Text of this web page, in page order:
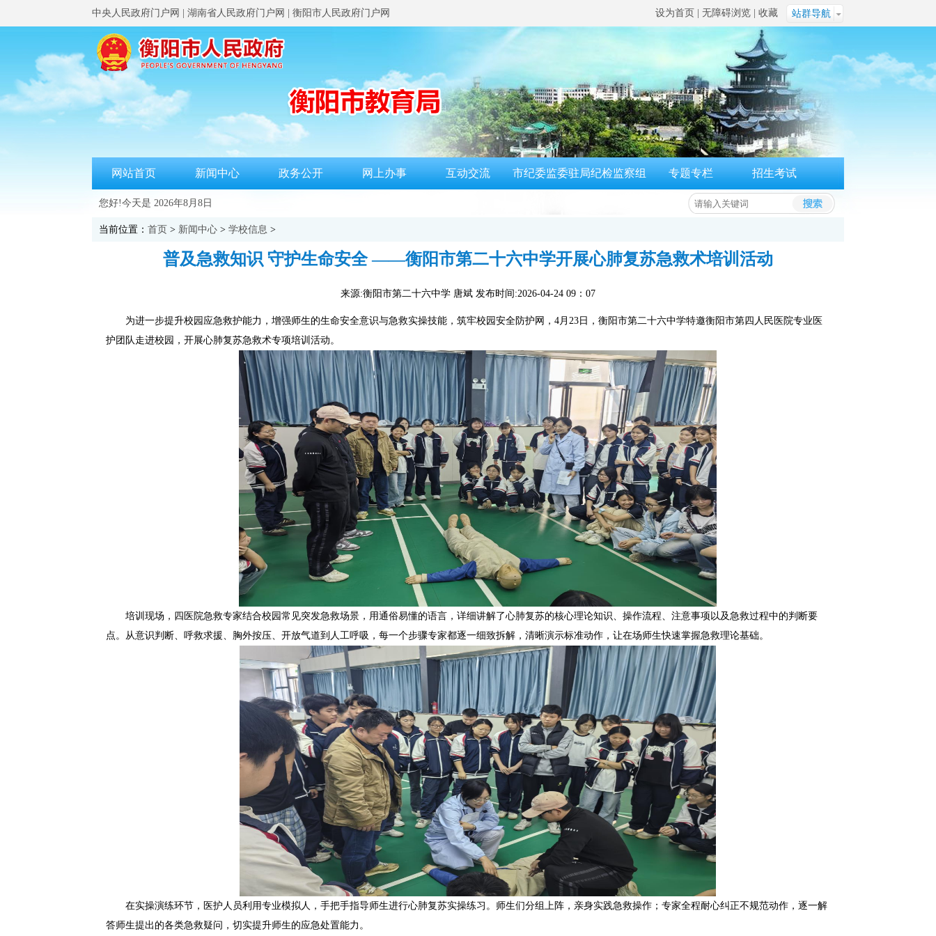
中央人民政府门户网 湖南省人民政府门户网 衡阳市人民政府门户网 站群导航
设为首页 无障碍浏览 收藏
网站首页 新闻中心 政务公开 网上办事 互动交流 市纪委监委驻局纪检监察组 专题专栏 招生考试
您好!今天是 2026年8月8日
当前位置： 首页 > 新闻中心 > 学校信息 >
普及急救知识 守护生命安全 ——衡阳市第二十六中学开展心肺复苏急救术培训活动
来源:衡阳市第二十六中学 唐斌 发布时间:2026-04-24 09：07
为进一步提升校园应急救护能力，增强师生的生命安全意识与急救实操技能，筑牢校园安全防护网，4月23日，衡阳市第二十六中学特邀衡阳市第四人民医院专业医
护团队走进校园，开展心肺复苏急救术专项培训活动。
培训现场，四医院急救专家结合校园常见突发急救场景，用通俗易懂的语言，详细讲解了心肺复苏的核心理论知识、操作流程、注意事项以及急救过程中的判断要
点。从意识判断、呼救求援、胸外按压、开放气道到人工呼吸，每一个步骤专家都逐一细致拆解，清晰演示标准动作，让在场师生快速掌握急救理论基础。
在实操演练环节，医护人员利用专业模拟人，手把手指导师生进行心肺复苏实操练习。师生们分组上阵，亲身实践急救操作；专家全程耐心纠正不规范动作，逐一解
答师生提出的各类急救疑问，切实提升师生的应急处置能力。